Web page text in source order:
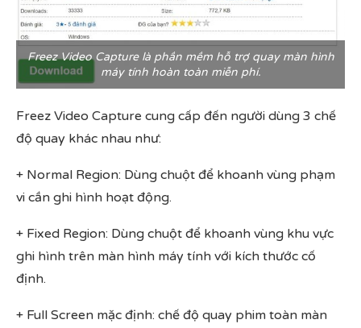
Freez Video Capture là phần mềm hỗ trợ quay màn hình
máy tính hoàn toàn miễn phí.
Freez Video Capture cung cấp đến người dùng 3 chế
độ quay khác nhau như:
+ Normal Region: Dùng chuột để khoanh vùng phạm
vi cần ghi hình hoạt động.
+ Fixed Region: Dùng chuột để khoanh vùng khu vực
ghi hình trên màn hình máy tính với kích thước cố
định.
+ Full Screen mặc định: chế độ quay phim toàn màn